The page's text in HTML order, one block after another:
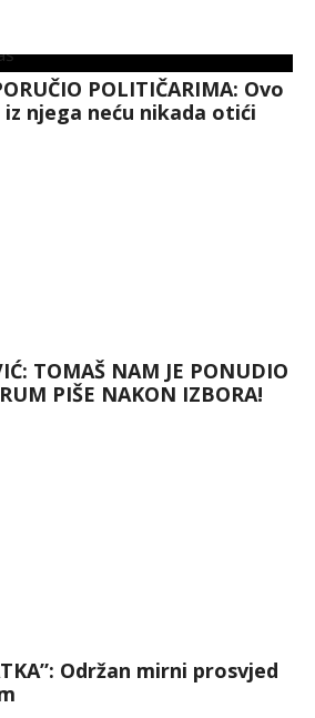
POLITIČARIMA: Ovo
njega neću nikada otići
TOMAŠ NAM JE PONUDIO
PIŠE NAKON IZBORA!
Održan mirni prosvjed